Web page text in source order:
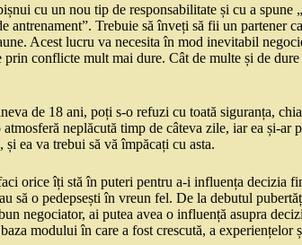
cu un nou tip de responsabilitate și cu a spune
antrenament”. Trebuie să înveți să fii un partener
Acest lucru va necesita în mod inevitabil
conflicte mult mai dure. Cât de multe și de
de 18 ani, poți s-o refuzi cu toată siguranța,
neplăcută timp de câteva zile, iar ea și-ar
ea va trebui să vă împăcați cu asta.
orice îți stă în puteri pentru a-i influența decizia
să o pedepsești în vreun fel. De la debutul
negociator, ai putea avea o influență asupra
modului în care a fost crescută, a experiențelor